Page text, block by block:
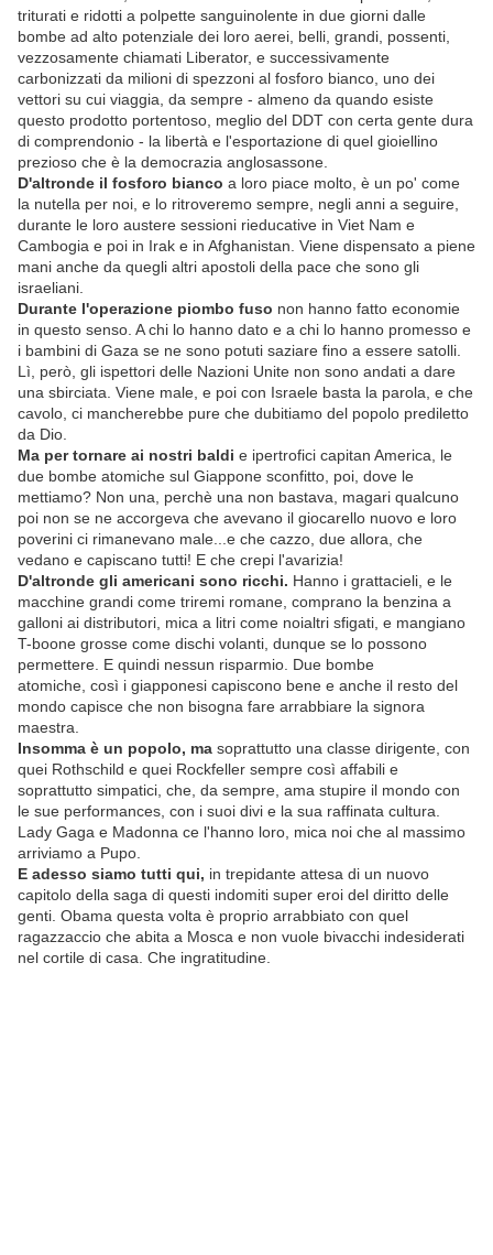
triturati e ridotti a polpette sanguinolente in due giorni dalle
bombe ad alto potenziale dei loro aerei, belli, grandi, possenti,
vezzosamente chiamati Liberator, e successivamente
carbonizzati da milioni di spezzoni al fosforo bianco, uno dei
vettori su cui viaggia, da sempre - almeno da quando esiste
questo prodotto portentoso, meglio del DDT con certa gente dura
di comprendonio - la libertà e l'esportazione di quel gioiellino
prezioso che è la democrazia anglosassone.
D'altronde il fosforo bianco a loro piace molto, è un po' come
la nutella per noi, e lo ritroveremo sempre, negli anni a seguire,
durante le loro austere sessioni rieducative in Viet Nam e
Cambogia e poi in Irak e in Afghanistan. Viene dispensato a piene
mani anche da quegli altri apostoli della pace che sono gli
israeliani.
Durante l'operazione piombo fuso non hanno fatto economie
in questo senso. A chi lo hanno dato e a chi lo hanno promesso e
i bambini di Gaza se ne sono potuti saziare fino a essere satolli.
Lì, però, gli ispettori delle Nazioni Unite non sono andati a dare
una sbirciata. Viene male, e poi con Israele basta la parola, e che
cavolo, ci mancherebbe pure che dubitiamo del popolo prediletto
da Dio.
Ma per tornare ai nostri baldi e ipertrofici capitan America, le
due bombe atomiche sul Giappone sconfitto, poi, dove le
mettiamo? Non una, perchè una non bastava, magari qualcuno
poi non se ne accorgeva che avevano il giocarello nuovo e loro
poverini ci rimanevano male...e che cazzo, due allora, che
vedano e capiscano tutti! E che crepi l'avarizia!
D'altronde gli americani sono ricchi. Hanno i grattacieli, e le
macchine grandi come triremi romane, comprano la benzina a
galloni ai distributori, mica a litri come noialtri sfigati, e mangiano
T-boone grosse come dischi volanti, dunque se lo possono
permettere. E quindi nessun risparmio. Due bombe
atomiche, così i giapponesi capiscono bene e anche il resto del
mondo capisce che non bisogna fare arrabbiare la signora
maestra.
Insomma è un popolo, ma soprattutto una classe dirigente, con
quei Rothschild e quei Rockfeller sempre così affabili e
soprattutto simpatici, che, da sempre, ama stupire il mondo con
le sue performances, con i suoi divi e la sua raffinata cultura.
Lady Gaga e Madonna ce l'hanno loro, mica noi che al massimo
arriviamo a Pupo.
E adesso siamo tutti qui, in trepidante attesa di un nuovo
capitolo della saga di questi indomiti super eroi del diritto delle
genti. Obama questa volta è proprio arrabbiato con quel
ragazzaccio che abita a Mosca e non vuole bivacchi indesiderati
nel cortile di casa. Che ingratitudine.